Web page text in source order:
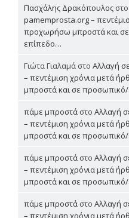
Πασχάλης Δρακόπουλος στο
pamemprosta.org –
προχωρήσω μπροστά και
επίπεδο…
Γιώτα Γιαλαμά στο Αλλαγή
– πεντέμιση χρόνια μετά
μπροστά και σε
πάμε μπροστά στο Αλλαγή
– πεντέμιση χρόνια μετά
μπροστά και σε
πάμε μπροστά στο Αλλαγή
– πεντέμιση χρόνια μετά
μπροστά και σε
πάμε μπροστά στο Αλλαγή
– πεντέμιση χρόνια μετά